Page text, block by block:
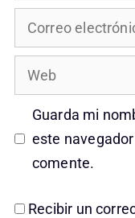
Correo
electrónico
Web
Guarda mi
este
comente.
Recibir un